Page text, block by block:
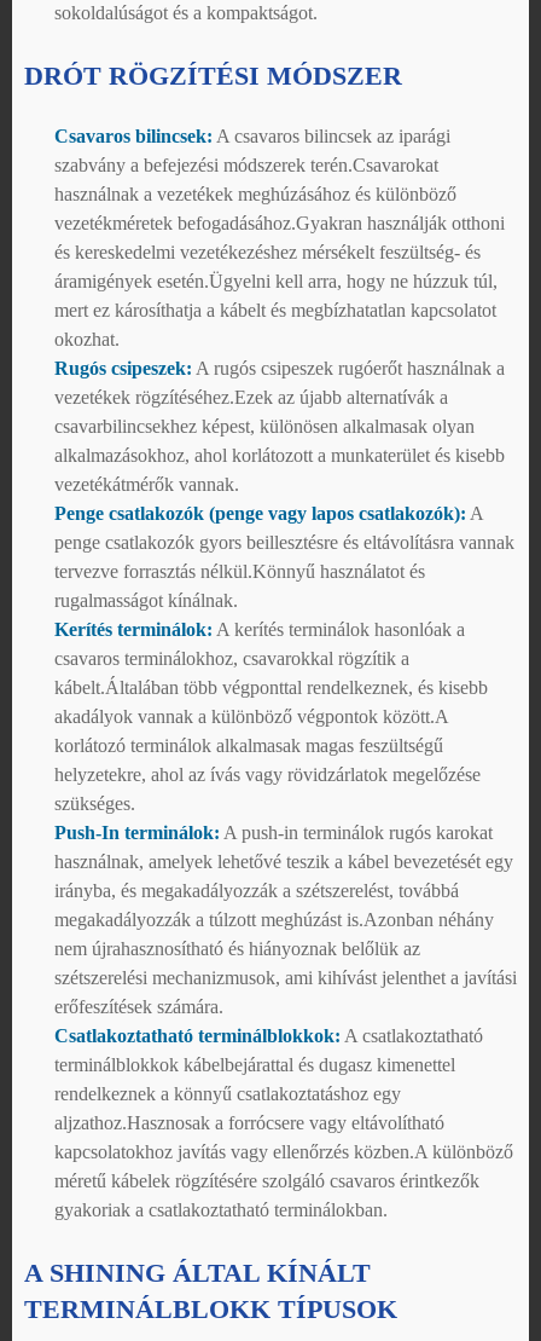
sokoldalúságot és a kompaktságot.
DRÓT RÖGZÍTÉSI MÓDSZER
Csavaros bilincsek: A csavaros bilincsek az iparági
szabvány a befejezési módszerek terén.Csavarokat
használnak a vezetékek meghúzásához és különböző
vezetékméretek befogadásához.Gyakran használják otthoni
és kereskedelmi vezetékezéshez mérsékelt feszültség- és
áramigények esetén.Ügyelni kell arra, hogy ne húzzuk túl,
mert ez károsíthatja a kábelt és megbízhatatlan kapcsolatot
okozhat.
Rugós csipeszek: A rugós csipeszek rugóerőt használnak a
vezetékek rögzítéséhez.Ezek az újabb alternatívák a
csavarbilincsekhez képest, különösen alkalmasak olyan
alkalmazásokhoz, ahol korlátozott a munkaterület és kisebb
vezetékátmérők vannak.
Penge csatlakozók (penge vagy lapos csatlakozók): A
penge csatlakozók gyors beillesztésre és eltávolításra vannak
tervezve forrasztás nélkül.Könnyű használatot és
rugalmasságot kínálnak.
Kerítés terminálok: A kerítés terminálok hasonlóak a
csavaros terminálokhoz, csavarokkal rögzítik a
kábelt.Általában több végponttal rendelkeznek, és kisebb
akadályok vannak a különböző végpontok között.A
korlátozó terminálok alkalmasak magas feszültségű
helyzetekre, ahol az ívás vagy rövidzárlatok megelőzése
szükséges.
Push-In terminálok: A push-in terminálok rugós karokat
használnak, amelyek lehetővé teszik a kábel bevezetését egy
irányba, és megakadályozzák a szétszerelést, továbbá
megakadályozzák a túlzott meghúzást is.Azonban néhány
nem újrahasznosítható és hiányoznak belőlük az
szétszerelési mechanizmusok, ami kihívást jelenthet a javítási
erőfeszítések számára.
Csatlakoztatható terminálblokkok: A csatlakoztatható
terminálblokkok kábelbejárattal és dugasz kimenettel
rendelkeznek a könnyű csatlakoztatáshoz egy
aljzathoz.Hasznosak a forrócsere vagy eltávolítható
kapcsolatokhoz javítás vagy ellenőrzés közben.A különböző
méretű kábelek rögzítésére szolgáló csavaros érintkezők
gyakoriak a csatlakoztatható terminálokban.
A SHINING ÁLTAL KÍNÁLT
TERMINÁLBLOKK TÍPUSOK